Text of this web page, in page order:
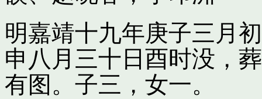
明嘉靖十九年庚子三月
申八月三十日酉时没，
有图。子三，女一。